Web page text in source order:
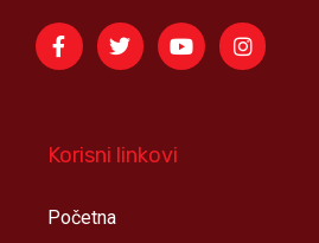
Korisni linkovi
Početna